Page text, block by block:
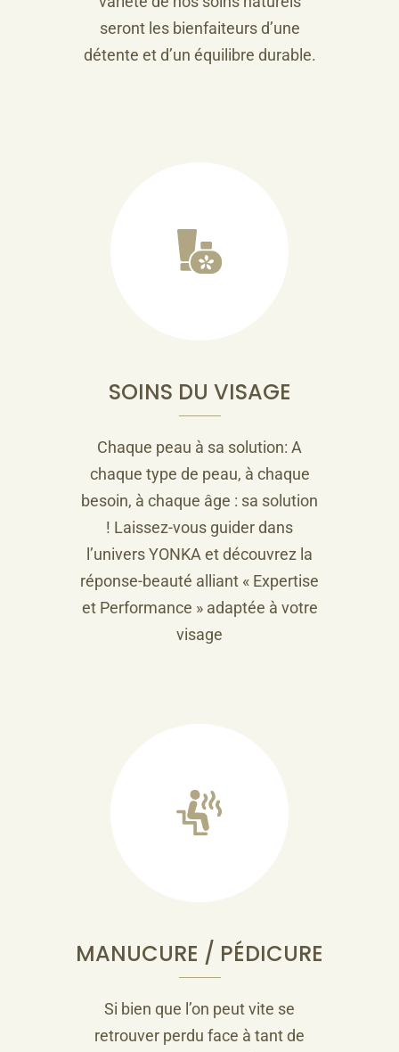
seront les bienfaiteurs d’une
détente et d’un équilibre durable.
SOINS DU VISAGE
Chaque peau à sa solution: A
chaque type de peau, à chaque
besoin, à chaque âge : sa solution
! Laissez-vous guider dans
l’univers YONKA et découvrez la
réponse-beauté alliant « Expertise
et Performance » adaptée à votre
visage
MANUCURE / PÉDICURE
Si bien que l’on peut vite se
retrouver perdu face à tant de